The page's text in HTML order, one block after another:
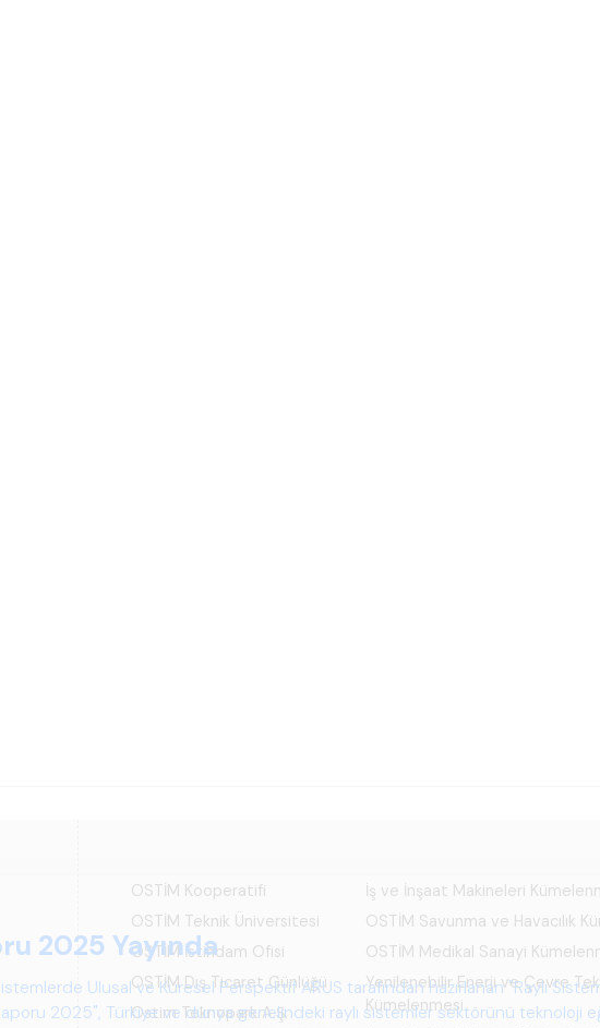
2025 Yayında
Ulusal ve Küresel Perspektif ARUS tarafından hazırlanan "Raylı
2025", Türkiye ve dünya genelindeki raylı sistemler sektörünü teknoloji
OSTİM Kooperatifi
OSTİM Teknik Üniversitesi
OSTİM İstihdam Ofisi
OSTİM Dış Ticaret Günlüğü
Ostim Teknopark A.Ş.
İş ve İnşaat Makineleri
OSTİM Savunma ve Havacılık
OSTİM Medikal Sanayi
Yenilenebilir Enerji ve Çevre
Kümelenmesi